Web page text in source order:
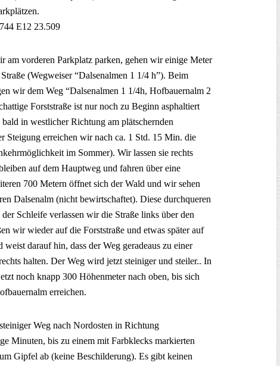
E12 23.509
am vorderen Parkplatz parken, gehen wir einige Meter
(Wegweiser “Dalsenalmen 1 1/4 h”). Beim
wir dem Weg “Dalsenalmen 1 1/4h, Hofbauernalm 2
Forststraße ist nur noch zu Beginn asphaltiert
in westlicher Richtung am plätschernden
Steigung erreichen wir nach ca. 1 Std. 15 Min. die
im Sommer). Wir lassen sie rechts
auf dem Hauptweg und fahren über eine
700 Metern öffnet sich der Wald und wir sehen
Dalsenalm (nicht bewirtschaftet). Diese durchqueren
Schleife verlassen wir die Straße links über den
wir wieder auf die Forststraße und etwas später auf
darauf hin, dass der Weg geradeaus zu einer
halten. Der Weg wird jetzt steiniger und steiler.. In
noch knapp 300 Höhenmeter nach oben, bis sich
erreichen.
Weg nach Nordosten in Richtung
Minuten, bis zu einem mit Farbklecks markierten
Gipfel ab (keine Beschilderung). Es gibt keinen